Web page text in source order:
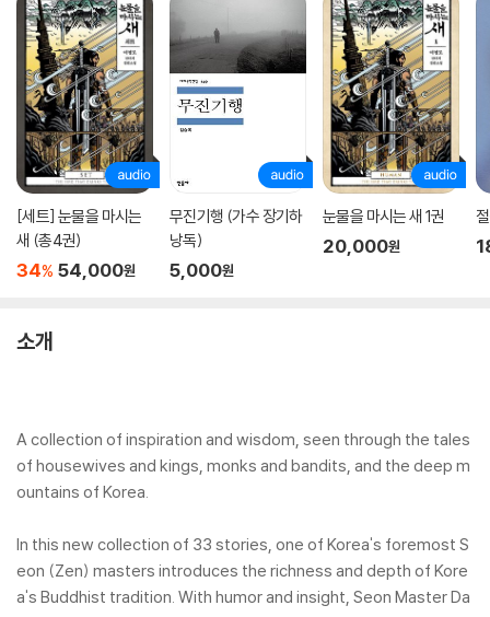
[세트] 눈물을 마시는
새 (총4권)
34% 54,000원
무진기행 (가수 장기하
낭독)
5,000원
눈물을 마시는 새 1권
20,000원
소개
A collection of inspiration and wisdom, seen through the tales
of housewives and kings, monks and bandits, and the deep m
ountains of Korea.
In this new collection of 33 stories, one of Korea's foremost S
eon (Zen) masters introduces the richness and depth of Kore
a's Buddhist tradition. With humor and insight, Seon Master Da